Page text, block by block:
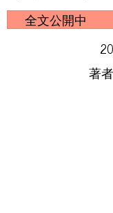
全文公開中
著